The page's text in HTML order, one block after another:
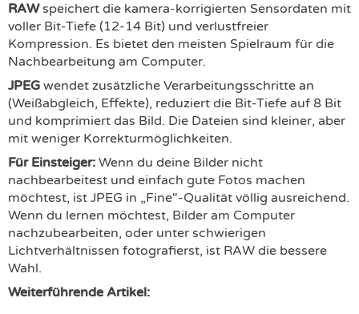
RAWspeichert die kamera-korrigierten Sensordaten mit
voller Bit-Tiefe (12-14 Bit) und verlustfreier
Kompression. Es bietet den meisten Spielraum für die
Nachbearbeitung am Computer.
JPEG wendet zusätzliche Verarbeitungsschritte an
(Weißabgleich, Effekte), reduziert die Bit-Tiefe auf 8 Bit
und komprimiert das Bild. Die Dateien sind kleiner, aber
mit weniger Korrekturmöglichkeiten.
Für Einsteiger: Wenn du deine Bilder nicht
nachbearbeitest und einfach gute Fotos machen
möchtest, ist JPEG in „Fine"-Qualität völlig ausreichend.
Wenn du lernen möchtest, Bilder am Computer
nachzubearbeiten, oder unter schwierigen
Lichtverhältnissen fotografierst, ist RAW die bessere
Wahl.
Weiterführende Artikel: